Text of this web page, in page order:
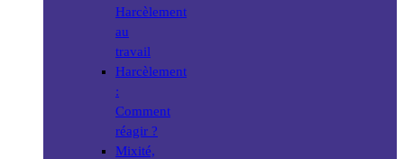
Harcèlement
au
travail
Harcèlement
:
Comment
réagir ?
Mixité,